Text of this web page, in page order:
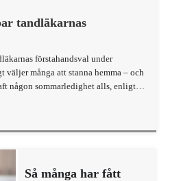
tandläkarnas
förstahandsval under
väljer många att stanna hemma – och
någon sommarledighet alls, enligt
Så många har fått